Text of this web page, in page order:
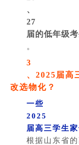
、
27
届的低年级
。
3
、2025届高
改选物化？
一些
2025
届高三学生
根据山东省的